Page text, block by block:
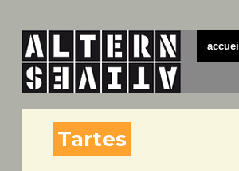
accueil
Tartes